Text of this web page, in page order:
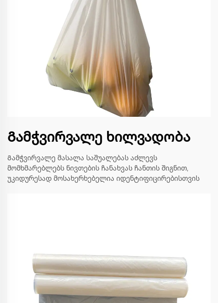
Გამჭვირვალე ხილვადობა
Გამჭვირვალე მასალა საშუალებას აძლევს
მომხმარებლებს ნივთების ჩანახვას ჩანთის შიგნით,
უკიდურესად მოსახერხებელია იდენტიფიცირებისთვის